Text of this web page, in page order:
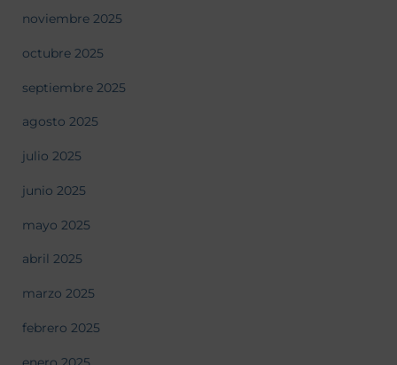
noviembre 2025
octubre 2025
septiembre 2025
agosto 2025
julio 2025
junio 2025
mayo 2025
abril 2025
marzo 2025
febrero 2025